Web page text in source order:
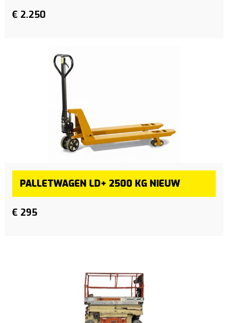
€ 2.250
PALLETWAGEN LD+ 2500 KG NIEUW
€ 295